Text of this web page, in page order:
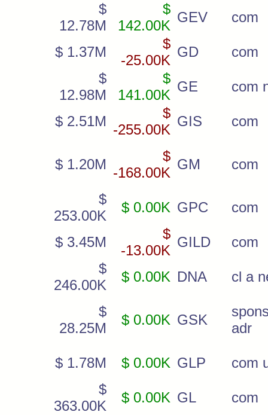
$
12.78M
$
142.00K
GEV com
$ 1.37M
$
-25.00K
GD
com
$
12.98M
$
141.00K
GE com
$ 2.51M
$
-255.00K
GIS com
$ 1.20M
$
-168.00K
GM com
$
253.00K
$ 0.00K GPC com
$ 3.45M
$
-13.00K
GILD
com
$
246.00K
$ 0.00K DNA cl a
$
28.25M
$ 0.00K GSK
adr
$ 1.78M $ 0.00K GLP
com
$
363.00K
$ 0.00K GL com